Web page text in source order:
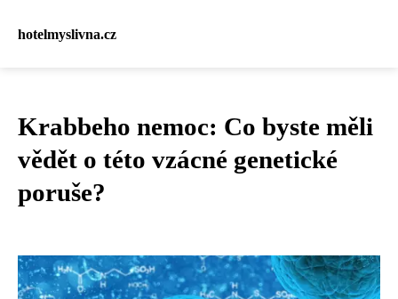
hotelmyslivna.cz
Krabbeho nemoc: Co byste měli
vědět o této vzácné genetické
poruše?